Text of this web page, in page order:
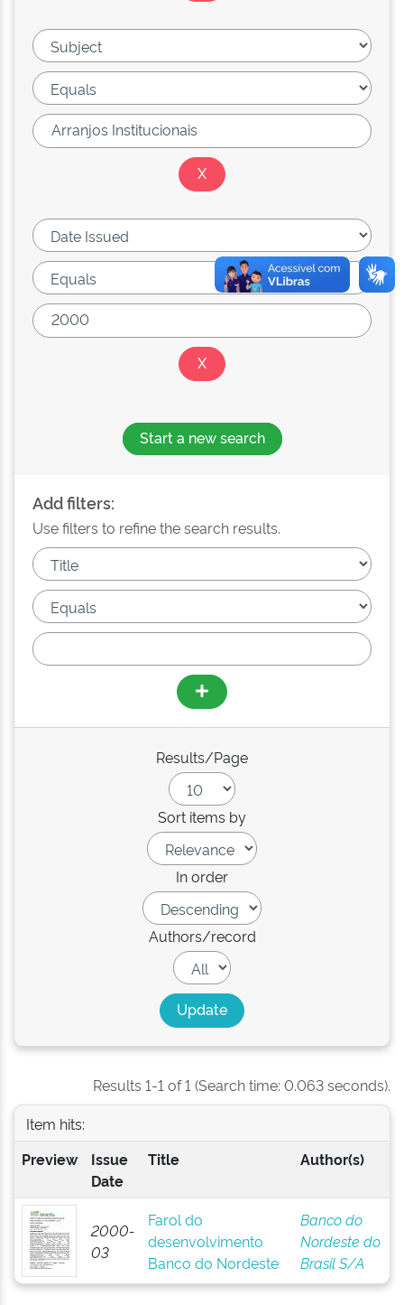
Start a new search
Add filters:
Use filters to refine the search results.
Results/Page
Sort items by
In order
Authors/record
Results 1-1 of 1 (Search time: 0.063 seconds).
Item hits:
Preview
Issue
Date
Title Author(s)
2000-
03
Farol do
desenvolvimento
Banco do Nordeste
Banco do
Nordeste do
Brasil S/A